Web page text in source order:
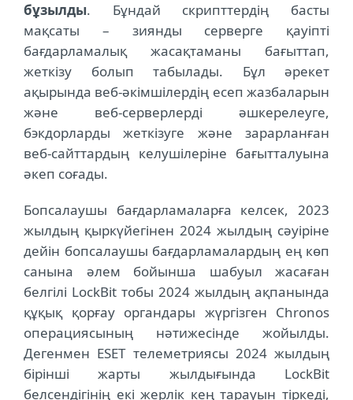
бұзылды. Бұндай скрипттердің басты
мақсаты – зиянды серверге қауіпті
бағдарламалық жасақтаманы бағыттап,
жеткізу болып табылады. Бұл әрекет
ақырында веб-әкімшілердің есеп жазбаларын
және веб-серверлерді әшкерелеуге,
бэкдорларды жеткізуге және зарарланған
веб-сайттардың келушілеріне бағытталуына
әкеп соғады.
Бопсалаушы бағдарламаларға келсек, 2023
жылдың қыркүйегінен 2024 жылдың сәуіріне
дейін бопсалаушы бағдарламалардың ең көп
санына әлем бойынша шабуыл жасаған
белгілі LockBit тобы 2024 жылдың ақпанында
құқық қорғау органдары жүргізген Chronos
операциясының нәтижесінде жойылды.
Дегенмен ESET телеметриясы 2024 жылдың
бірінші жарты жылдығында LockBit
белсендігінің екі жерлік кең тарауын тіркеді,